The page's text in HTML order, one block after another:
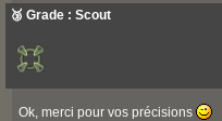
🥉 Grade : Scout
Ok, merci pour vos précisions